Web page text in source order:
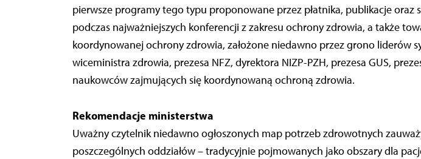
pierwsze programy tego typu proponowane przez płatnika, publikacje oraz
podczas najważniejszych konferencji z zakresu ochrony zdrowia, a także
koordynowanej ochrony zdrowia, założone niedawno przez grono liderów
wiceministra zdrowia, prezesa NFZ, dyrektora NIZP-PZH, prezesa GUS,
naukowców zajmujących się koordynowaną ochroną zdrowia.
Rekomendacje ministerstwa
Uważny czytelnik niedawno ogłoszonych map potrzeb zdrowotnych
poszczególnych oddziałów – tradycyjnie pojmowanych jako obszary dla